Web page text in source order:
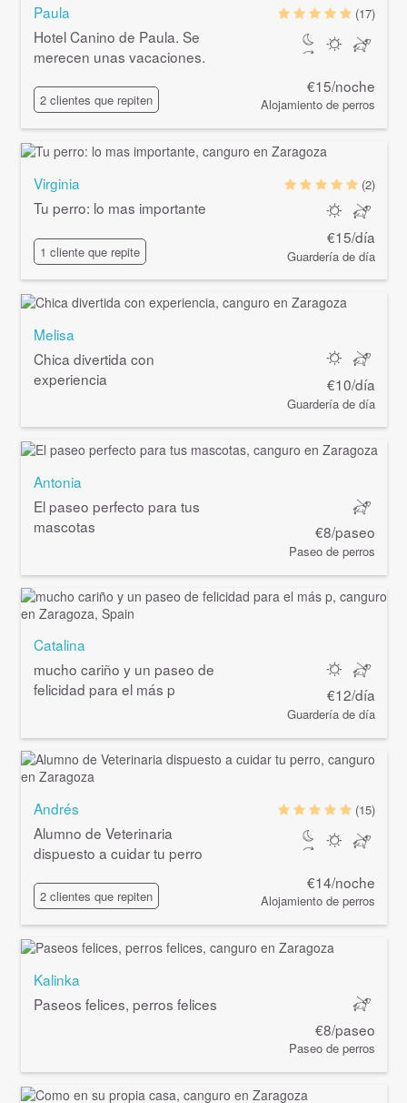
Paula
Hotel Canino de Paula. Se
merecen unas vacaciones.
2 clientes que repiten
(17)
€15/noche
Alojamiento de perros
Virginia
Tu perro: lo mas importante
1 cliente que repite
(2)
€15/día
Guardería de día
Melisa
Chica divertida con
experiencia
€10/día
Guardería de día
Antonia
El paseo perfecto para tus
mascotas
€8/paseo
Paseo de perros
Catalina
mucho cariño y un paseo de
felicidad para el más p
€12/día
Guardería de día
Andrés
Alumno de Veterinaria
dispuesto a cuidar tu perro
2 clientes que repiten
(15)
€14/noche
Alojamiento de perros
Kalinka
Paseos felices, perros felices
€8/paseo
Paseo de perros